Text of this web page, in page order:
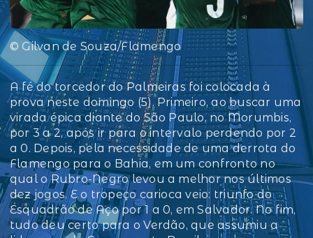
© Gilvan de Souza/Flamengo
A fé do torcedor do Palmeiras foi colocada à
prova neste domingo (5). Primeiro, ao buscar uma
virada épica diante do São Paulo, no Morumbis,
por 3 a 2, após ir para o intervalo perdendo por 2
a 0. Depois, pela necessidade de uma derrota do
Flamengo para o Bahia, em um confronto no
qual o Rubro-Negro levou a melhor nos últimos
dez jogos. E o tropeço carioca veio: triunfo do
Esquadrão de Aço por 1 a 0, em Salvador. No fim,
tudo deu certo para o Verdão, que assumiu a